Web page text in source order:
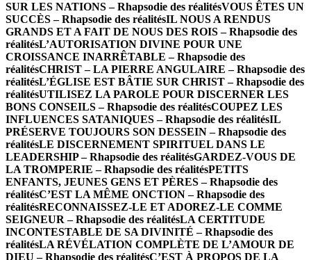
SUR LES NATIONS – Rhapsodie des réalitésVOUS ÊTES UN
SUCCÈS – Rhapsodie des réalitésIL NOUS A RENDUS
GRANDS ET A FAIT DE NOUS DES ROIS – Rhapsodie des
réalitésL’AUTORISATION DIVINE POUR UNE
CROISSANCE INARRÊTABLE – Rhapsodie des
réalitésCHRIST – LA PIERRE ANGULAIRE – Rhapsodie des
réalitésL’ÉGLISE EST BÂTIE SUR CHRIST – Rhapsodie des
réalitésUTILISEZ LA PAROLE POUR DISCERNER LES
BONS CONSEILS – Rhapsodie des réalitésCOUPEZ LES
INFLUENCES SATANIQUES – Rhapsodie des réalitésIL
PRÉSERVE TOUJOURS SON DESSEIN – Rhapsodie des
réalitésLE DISCERNEMENT SPIRITUEL DANS LE
LEADERSHIP – Rhapsodie des réalitésGARDEZ-VOUS DE
LA TROMPERIE – Rhapsodie des réalitésPETITS
ENFANTS, JEUNES GENS ET PÈRES – Rhapsodie des
réalitésC’EST LA MÊME ONCTION – Rhapsodie des
réalitésRECONNAISSEZ-LE ET ADOREZ-LE COMME
SEIGNEUR – Rhapsodie des réalitésLA CERTITUDE
INCONTESTABLE DE SA DIVINITÉ – Rhapsodie des
réalitésLA RÉVÉLATION COMPLÈTE DE L’AMOUR DE
DIEU – Rhapsodie des réalitésC’EST À PROPOS DE LA